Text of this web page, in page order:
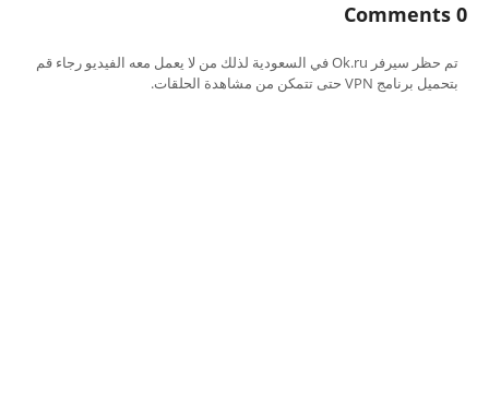
0 Comments
تم حظر سيرفر Ok.ru في السعودية لذلك من لا يعمل معه الفيديو رجاء قم
بتحميل برنامج VPN حتى تتمكن من مشاهدة الحلقات.